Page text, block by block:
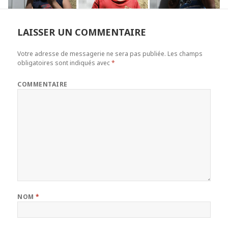
LAISSER UN COMMENTAIRE
Votre adresse de messagerie ne sera pas publiée. Les champs
obligatoires sont indiqués avec*
COMMENTAIRE
NOM*